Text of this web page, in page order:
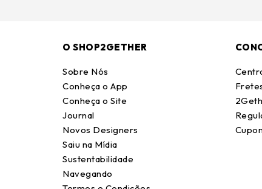
O SHOP2GETHER
Sobre Nós
Conheça o App
Conheça o Site
Journal
Novos Designers
Saiu na Mídia
Sustentabilidade
Navegando